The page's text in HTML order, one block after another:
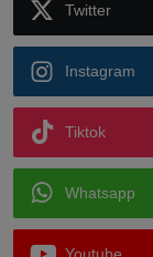
Twitter
Instagram
Tiktok
Whatsapp